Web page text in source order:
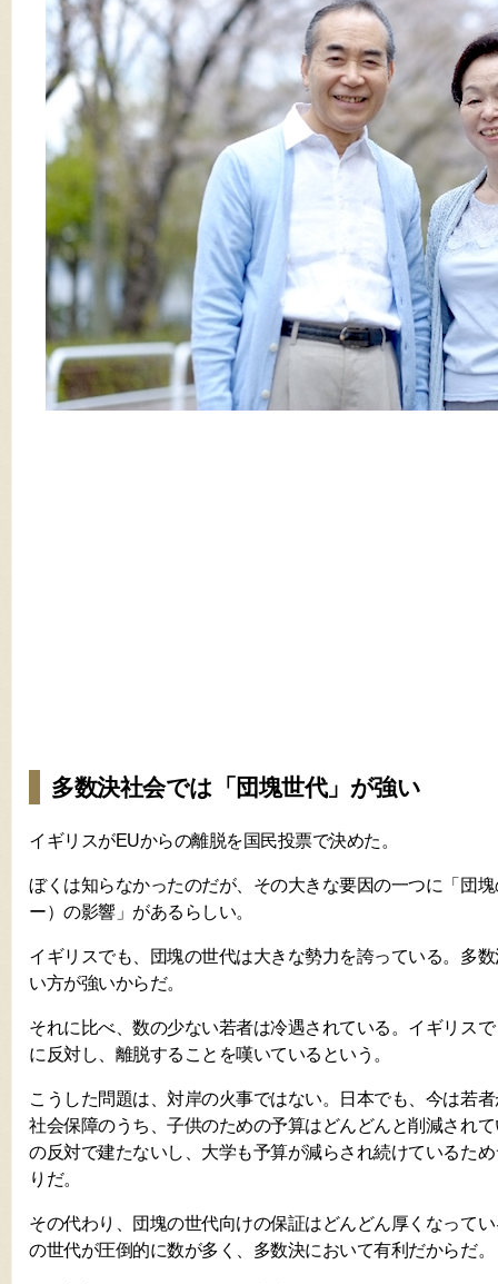
多数決社会では「団塊世代」が強い
イギリスがEUからの離脱を国民投票で決めた。
ぼくは知らなかったのだが、その大きな要因の一つに「団
ー）の影響」があるらしい。
イギリスでも、団塊の世代は大きな勢力を誇っている。多
い方が強いからだ。
それに比べ、数の少ない若者は冷遇されている。イギリス
に反対し、離脱することを嘆いているという。
こうした問題は、対岸の火事ではない。日本でも、今は若
社会保障のうち、子供のための予算はどんどんと削減され
の反対で建たないし、大学も予算が減らされ続けているた
りだ。
その代わり、団塊の世代向けの保証はどんどん厚くなって
の世代が圧倒的に数が多く、多数決において有利だからだ。